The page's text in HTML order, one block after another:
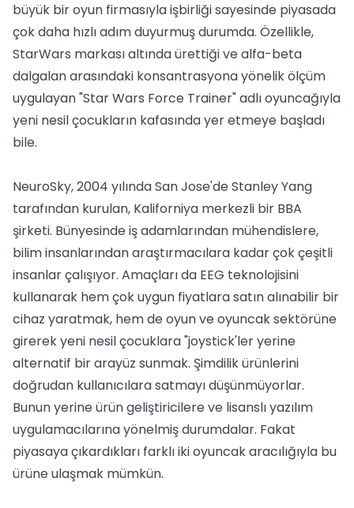
büyük bir oyun firmasıyla işbirliği sayesinde piyasada
çok daha hızlı adım duyurmuş durumda. Özellikle,
StarWars markası altında ürettiği ve alfa-beta
dalgalan arasındaki konsantrasyona yönelik ölçüm
uygulayan "Star Wars Force Trainer" adlı oyuncağıyla
yeni nesil çocukların kafasında yer etmeye başladı
bile.
NeuroSky, 2004 yılında San Jose'de Stanley Yang
tarafından kurulan, Kaliforniya merkezli bir BBA
şirketi. Bünyesinde iş adamlarından mühendislere,
bilim insanlarından araştırmacılara kadar çok çeşitli
insanlar çalışıyor. Amaçları da EEG teknolojisini
kullanarak hem çok uygun fiyatlara satın alınabilir bir
cihaz yaratmak, hem de oyun ve oyuncak sektörüne
girerek yeni nesil çocuklara "joystick'ler yerine
alternatif bir arayüz sunmak. Şimdilik ürünlerini
doğrudan kullanıcılara satmayı düşünmüyorlar.
Bunun yerine ürün geliştiricilere ve lisanslı yazılım
uygulamacılarına yönelmiş durumdalar. Fakat
piyasaya çıkardıkları farklı iki oyuncak aracılığıyla bu
ürüne ulaşmak mümkün.